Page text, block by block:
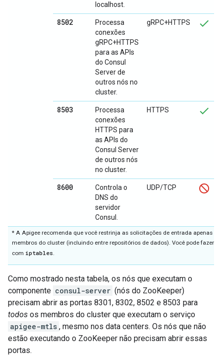
localhost.
8502
Processa
conexões
gRPC+HTTPS
para as APIs
do Consul
Server de
outros nós no
cluster.
gRPC+HTTPS
8503
Processa
conexões
HTTPS para
as APIs do
Consul Server
de outros nós
no cluster.
HTTPS
8600
Controla o
DNS do
servidor
Consul.
UDP/TCP
* A Apigee recomenda que você restrinja as solicitações de entrada apenas a
membros do cluster (incluindo entre repositórios de dados). Você pode fazer
com iptables.
Como mostrado nesta tabela, os nós que executam o
componente consul-server (nós do ZooKeeper)
precisam abrir as portas 8301, 8302, 8502 e 8503 para
todos os membros do cluster que executam o serviço
apigee-mtls , mesmo nos data centers. Os nós que não
estão executando o ZooKeeper não precisam abrir essas
portas.